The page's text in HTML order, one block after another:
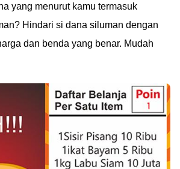
yang menurut kamu termasuk
Hindari si dana siluman dengan
dan benda yang benar. Mudah